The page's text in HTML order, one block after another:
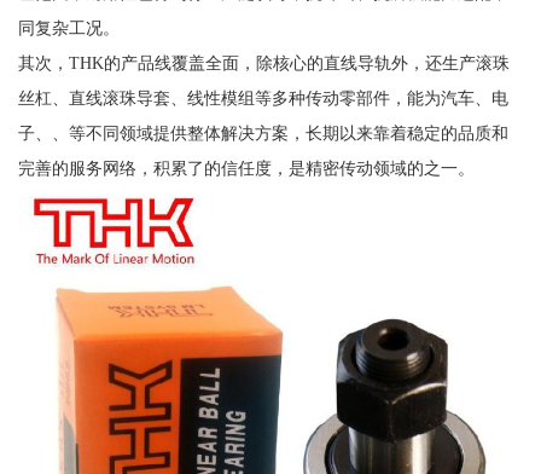
同复杂工况。
其次，THK的产品线覆盖全面，除核心的直线导轨外，还生产滚珠
丝杠、直线滚珠导套、线性模组等多种传动零部件，能为汽车、电
子、、等不同领域提供整体解决方案，长期以来靠着稳定的品质和
完善的服务网络，积累了的信任度，是精密传动领域的之一。